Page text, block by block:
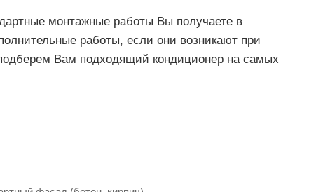
монтажные работы Вы получаете в
работы, если они возникают при
Вам подходящий кондиционер на самых